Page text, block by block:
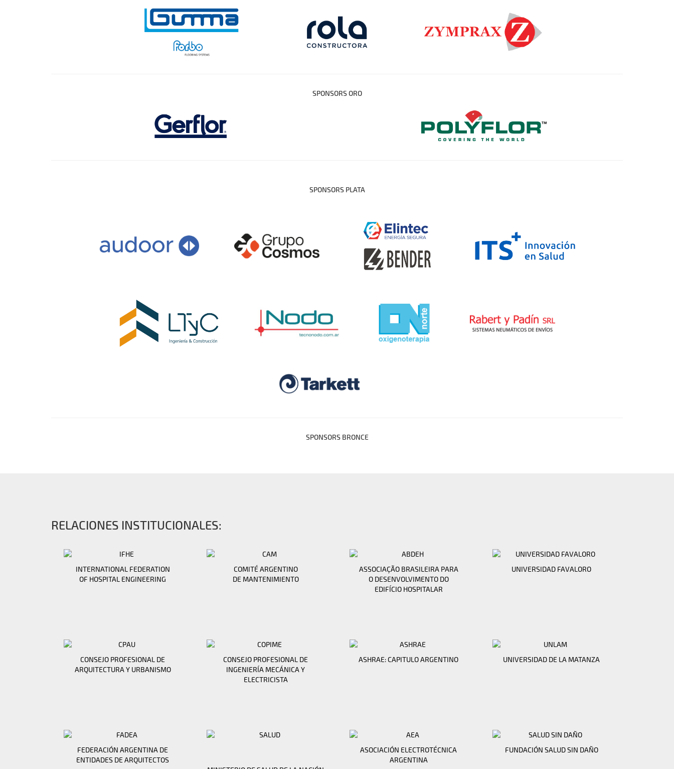
SPONSORS ORO
SPONSORS PLATA
SPONSORS BRONCE
RELACIONES INSTITUCIONALES:
INTERNATIONAL FEDERATION
OF HOSPITAL ENGINEERING
COMITÉ ARGENTINO
DE MANTENIMIENTO
ASSOCIAÇÃO BRASILEIRA PARA
O DESENVOLVIMENTO DO
EDIFÍCIO HOSPITALAR
UNIVERSIDAD FAVALORO
CONSEJO PROFESIONAL DE
ARQUITECTURA Y URBANISMO
CONSEJO PROFESIONAL DE
INGENIERÍA MECÁNICA Y
ELECTRICISTA
ASHRAE: CAPITULO ARGENTINO UNIVERSIDAD DE LA MATANZA
FEDERACIÓN ARGENTINA DE
ENTIDADES DE ARQUITECTOS
ASOCIACIÓN ELECTROTÉCNICA
ARGENTINA
FUNDACIÓN SALUD SIN DAÑO